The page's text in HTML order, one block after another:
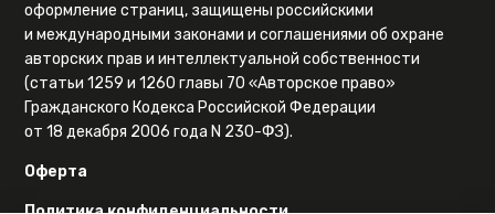
оформление страниц, защищены российскими
и международными законами и соглашениями об охране
авторских прав и интеллектуальной собственности
(статьи 1259 и 1260 главы 70 «Авторское право»
Гражданского Кодекса Российской Федерации
от 18 декабря 2006 года N 230-ФЗ).
Оферта